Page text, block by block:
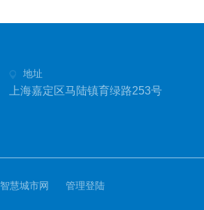
地址
上海嘉定区马陆镇育绿路253号
智慧城市网 管理登陆